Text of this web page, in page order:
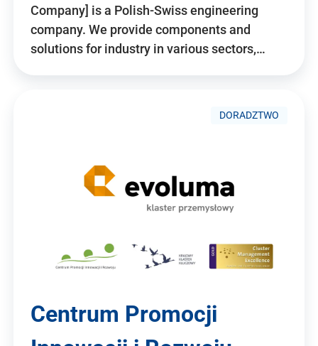
Company] is a Polish-Swiss engineering
company. We provide components and
solutions for industry in various sectors,…
DORADZTWO
Centrum Promocji